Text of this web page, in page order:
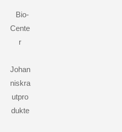
Bio-
Cente
r
Johan
niskra
utpro
dukte